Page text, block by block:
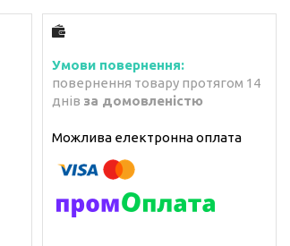
повернення товару протягом 14
днів за домовленістю